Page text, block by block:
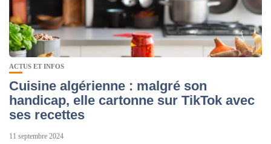
ACTUS ET INFOS
Cuisine algérienne : malgré son
handicap, elle cartonne sur TikTok avec
ses recettes
11 septembre 2024